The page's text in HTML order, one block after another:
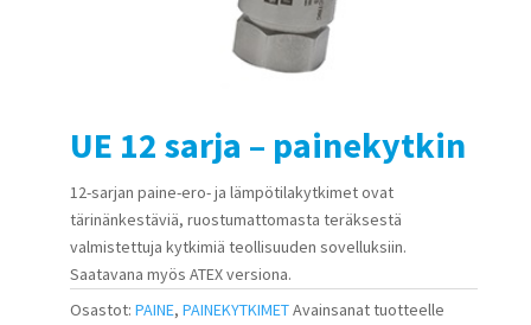
UE 12 sarja – painekytkin
12-sarjan paine-ero- ja lämpötilakytkimet ovat
tärinänkestäviä, ruostumattomasta teräksestä
valmistettuja kytkimiä teollisuuden sovelluksiin.
Saatavana myös ATEX versiona.
Osastot: PAINE, PAINEKYTKIMETAvainsanat tuotteelle